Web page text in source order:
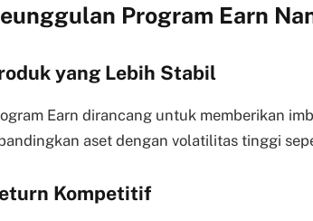
Program Earn
yang Lebih Stabil
Earn dirancang untuk memberikan
aset dengan volatilitas tinggi
Kompetitif